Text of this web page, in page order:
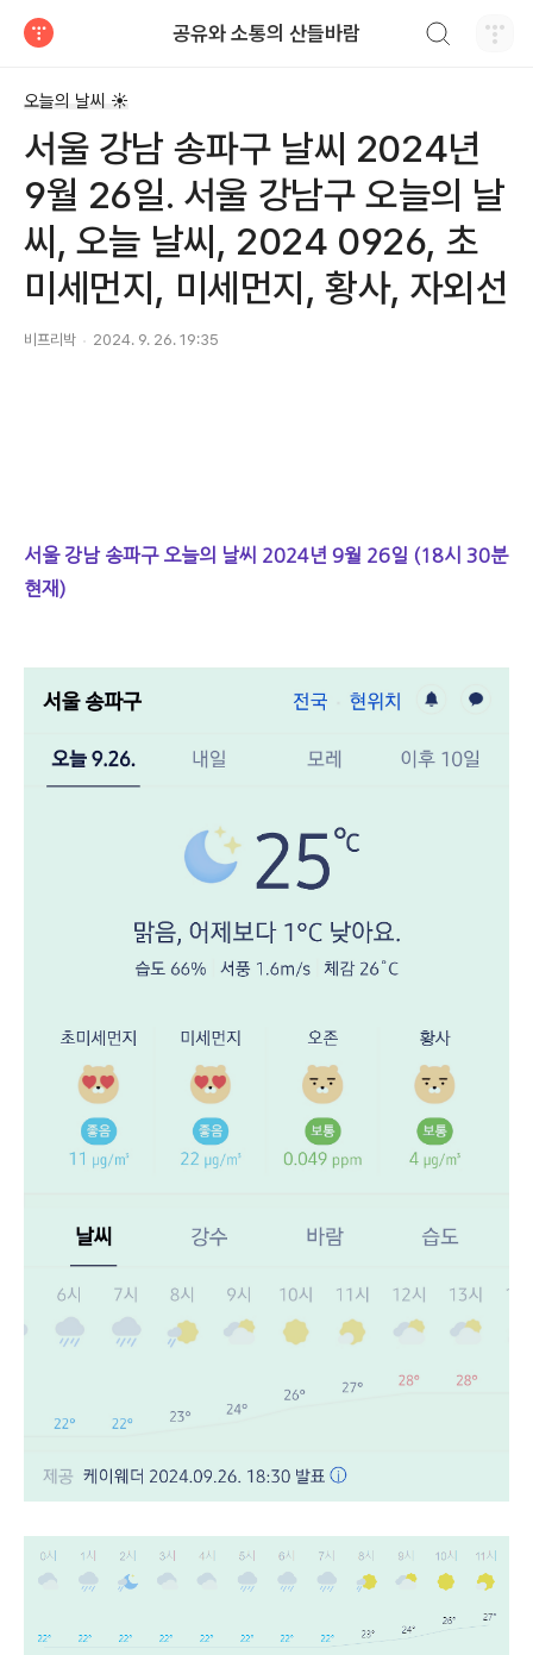
공유와 소통의 산들바람
오늘의 날씨 ☀
서울 강남 송파구 날씨 2024년
9월 26일. 서울 강남구 오늘의 날
씨, 오늘 날씨, 2024 0926, 초
미세먼지, 미세먼지, 황사, 자외선
비프리박 2024. 9. 26. 19:35
서울 강남 송파구 오늘의 날씨 2024년 9월 26일 (18시 30분
현재)